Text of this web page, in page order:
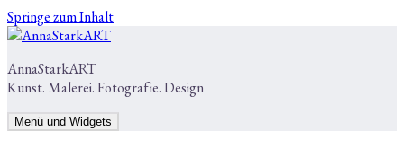
Springe zum Inhalt
AnnaStarkART
Kunst. Malerei. Fotografie. Design
Menü und Widgets